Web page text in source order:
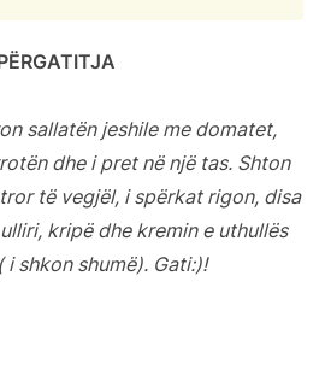
sallatën jeshile me domatet,
dhe i pret në një tas. Shton
të vegjël, i spërkat rigon, disa
kripë dhe kremin e uthullës
i shkon shumë). Gati:)!